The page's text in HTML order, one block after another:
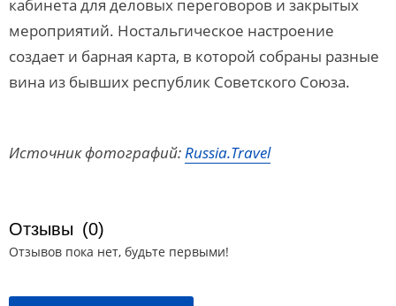
кабинета для деловых переговоров и закрытых
мероприятий. Ностальгическое настроение
создает и барная карта, в которой собраны разные
вина из бывших республик Советского Союза.
Источник фотографий:Russia.Travel
Отзывы (0)
Отзывов пока нет, будьте первыми!